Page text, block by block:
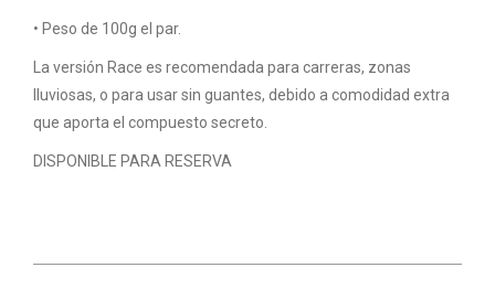
• Peso de 100g el par.
La versión Race es recomendada para carreras, zonas
lluviosas, o para usar sin guantes, debido a comodidad extra
que aporta el compuesto secreto.
DISPONIBLE PARA RESERVA